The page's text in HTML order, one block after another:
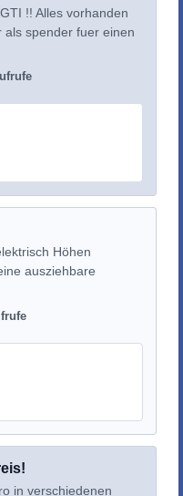
!! Alles vorhanden
als spender fuer einen
Höhen
ausziehbare
in verschiedenen